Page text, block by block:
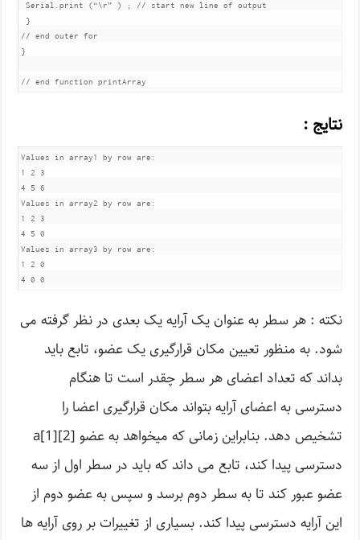
Serial.print (“\r” ) ; // start new line of output
}
// end outer for
}
// end function printArray
نتایج :
Values in array1 by row are:
1 2 3
4 5 6
Values in array2 by row are:
1 2 3
4 5 0
Values in array3 by row are:
1 2 0
4 0 0
نکته : هر سطر به عنوان یک آرایه یک بعدی در نظر گرفته می
شود. به منظور تعیین مکان قرارگیری یک عضو، تابع باید
بداند که تعداد اعضای هر سطر چقدر است تا هنگام
دسترسی به اعضای آرایه بتواند مکان قرارگیری اعضا را
تشخیص دهد. بنابراین زمانی که میخواهد به عضو a[1][2]
دسترسی پیدا کند، تابع می داند که باید در سطر اول از سه
عضو عبور کند تا به سطر دوم برسد و سپس به عضو دوم از
این آرایه دسترسی پیدا کند. بسیاری از تغییرات بر روی آرایه ها